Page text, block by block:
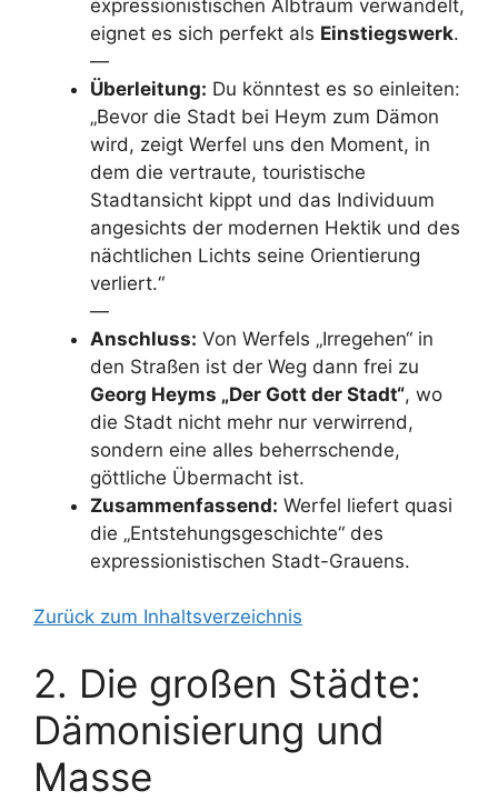
expressionistischen Albtraum verwandelt,
eignet es sich perfekt als Einstiegswerk.
—
Überleitung: Du könntest es so einleiten:
„Bevor die Stadt bei Heym zum Dämon
wird, zeigt Werfel uns den Moment, in
dem die vertraute, touristische
Stadtansicht kippt und das Individuum
angesichts der modernen Hektik und des
nächtlichen Lichts seine Orientierung
verliert.“
—
Anschluss: Von Werfels „Irregehen“ in
den Straßen ist der Weg dann frei zu
Georg Heyms „Der Gott der Stadt“, wo
die Stadt nicht mehr nur verwirrend,
sondern eine alles beherrschende,
göttliche Übermacht ist.
Zusammenfassend: Werfel liefert quasi
die „Entstehungsgeschichte“ des
expressionistischen Stadt-Grauens.
Zurück zum Inhaltsverzeichnis
2. Die großen Städte:
Dämonisierung und
Masse